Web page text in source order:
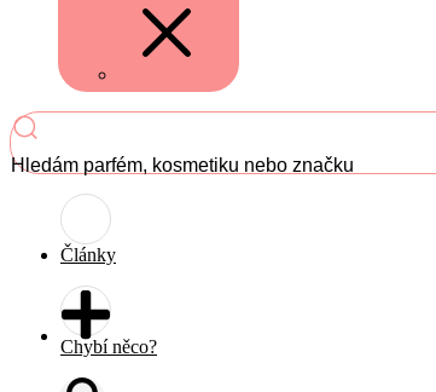
Hledám parfém, kosmetiku nebo značku
Články
Chybí něco?